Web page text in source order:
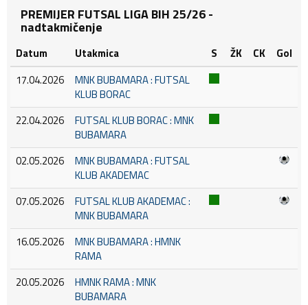
PREMIJER FUTSAL LIGA BIH 25/26 -
nadtakmičenje
Datum Utakmica S ŽK CK
Gol
17.04.2026
MNK BUBAMARA : FUTSAL
KLUB BORAC
22.04.2026
FUTSAL KLUB BORAC : MNK
BUBAMARA
02.05.2026
MNK BUBAMARA : FUTSAL
KLUB AKADEMAC
07.05.2026
FUTSAL KLUB AKADEMAC :
MNK BUBAMARA
16.05.2026
MNK BUBAMARA : HMNK
RAMA
20.05.2026
HMNK RAMA : MNK
BUBAMARA